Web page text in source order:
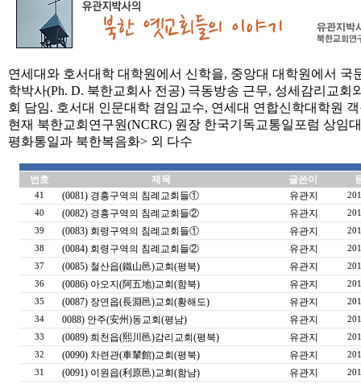
연세대와 호서대학 대학원에서 신학을, 중앙대 대학원에서 국
학박사(Ph. D. 북한교회사 전공) 극동방송 근무, 성세감리교회
회 담임. 호서대 인문대학 겸임교수, 연세대 연합신학대학원
현재 북한교회연구원(NCRC) 원장 한국기독교통일포럼 상임
평화통일과 북한복음화> 외 다수
번호 제목 글쓴이
41 (0081) 경흥구역의 침례교회들① 유관지
40
(0082) 경흥구역의 침례교회들② 유관지
39
(0083) 회령구역의 침례교회들① 유관지
38
(0084) 회령구역의 침례교회들② 유관지
37
(0085) 철산읍(鐵山邑)교회(평북) 유관지
36
(0086) 아오지(阿五地)교회(함북) 유관지
35
(0087) 장연읍(長淵邑)교회(황해도) 유관지
34
0088) 안주(安州)동교회(평남) 유관지
33
(0089) 희천읍(熙川邑)감리교회(평북) 유관지
32
(0090) 차련관(車輦館)교회(평북) 유관지
31
(0091) 이원읍(利原邑)교회(함남) 유관지